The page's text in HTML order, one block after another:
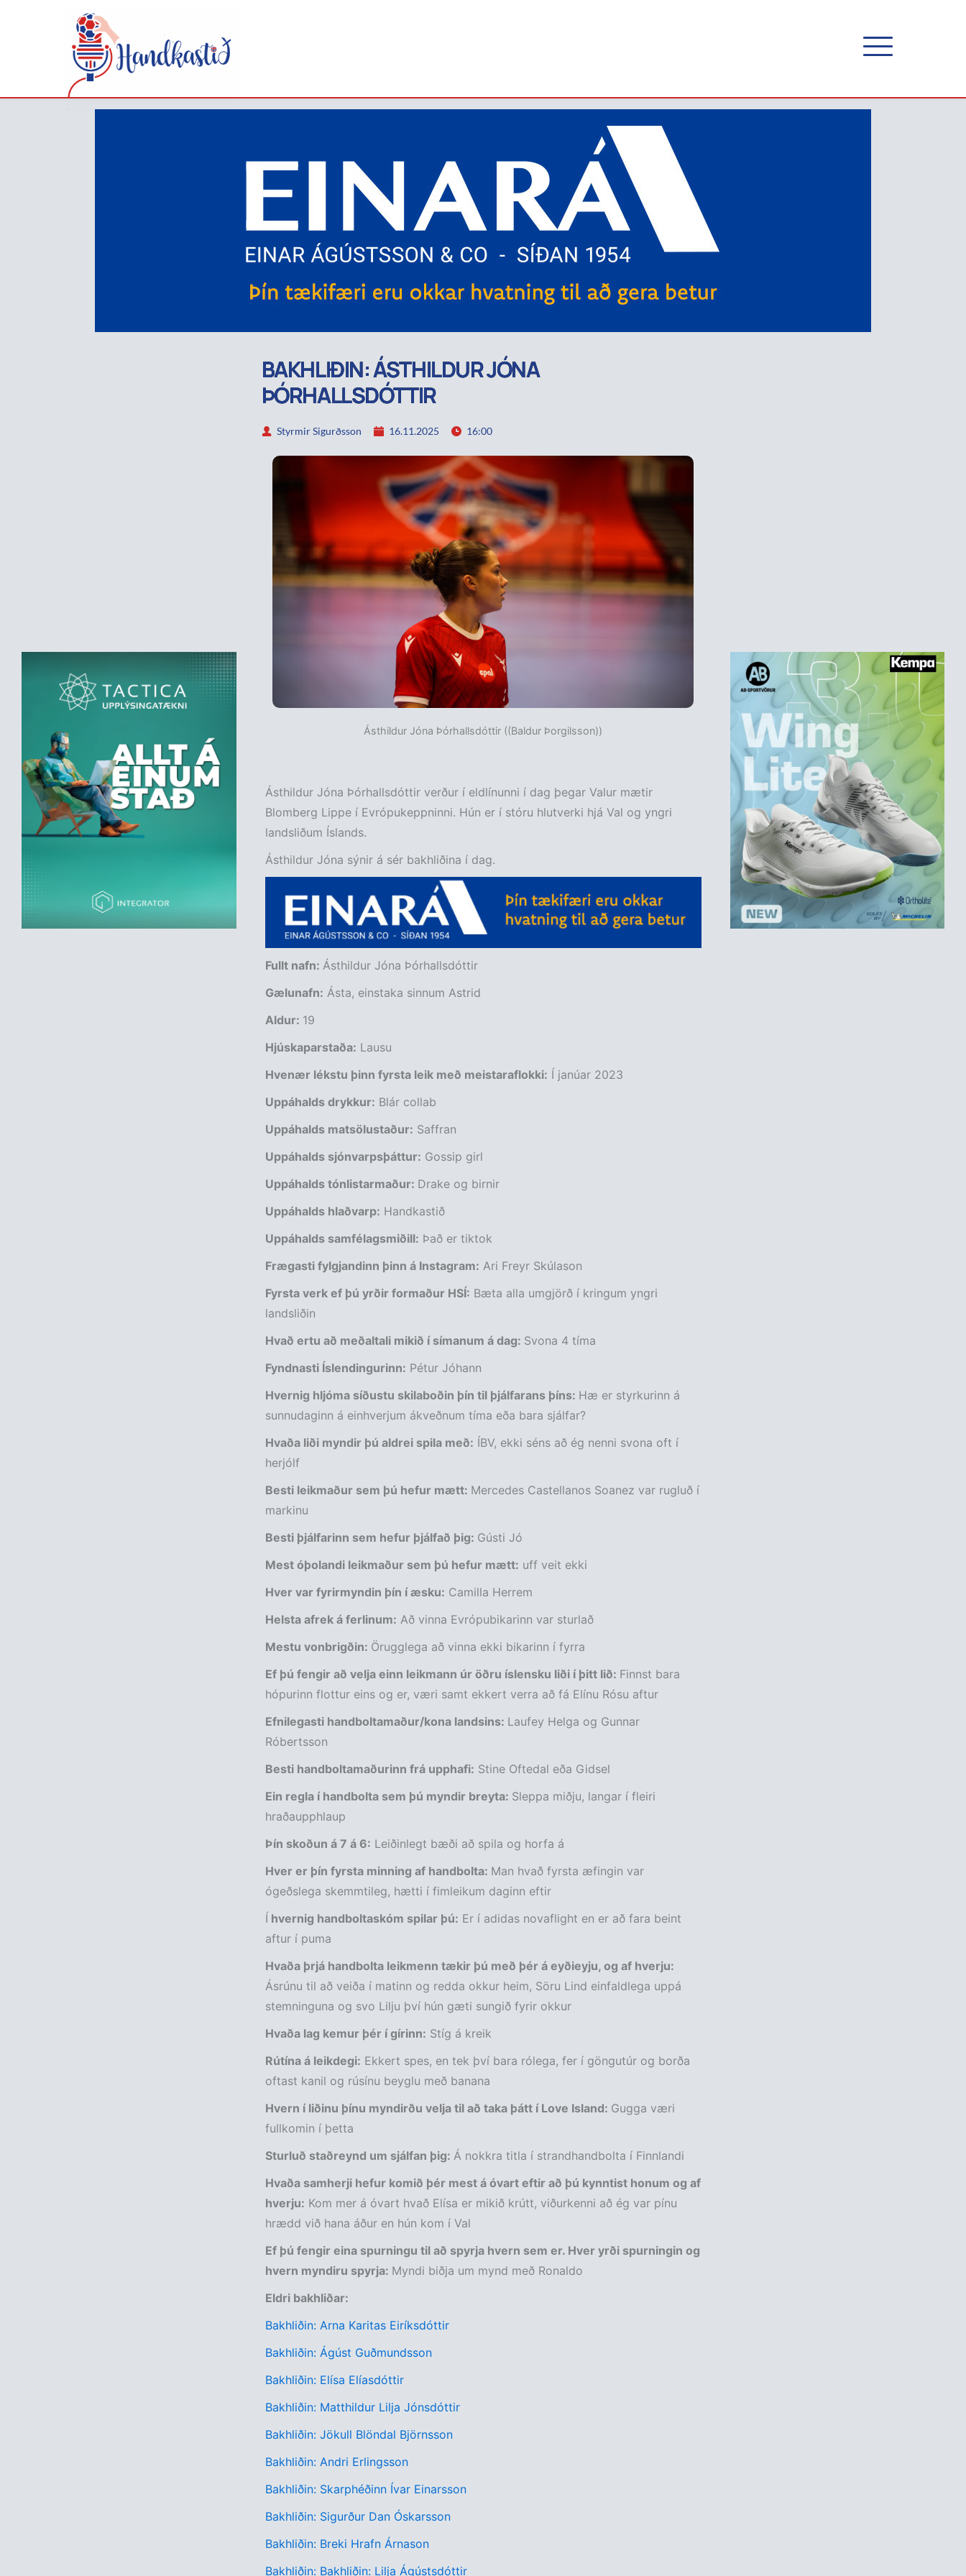
BAKHLIÐIN: ÁSTHILDUR JÓNA
ÞÓRHALLSDÓTTIR
Styrmir Sigurðsson 16.11.2025 16:00
Ásthildur Jóna Þórhallsdóttir ((Baldur Þorgilsson))
Ásthildur Jóna Þórhallsdóttir verður í eldlínunni í dag þegar Valur mætir
Blomberg Lippe í Evrópukeppninni. Hún er í stóru hlutverki hjá Val og yngri
landsliðum Íslands.
Ásthildur Jóna sýnir á sér bakhliðina í dag.
Fullt nafn: Ásthildur Jóna Þórhallsdóttir
Gælunafn: Ásta, einstaka sinnum Astrid
Aldur: 19
Hjúskaparstaða: Lausu
Hvenær lékstu þinn fyrsta leik með meistaraflokki: Í janúar 2023
Uppáhalds drykkur: Blár collab
Uppáhalds matsölustaður: Saffran
Uppáhalds sjónvarpsþáttur: Gossip girl
Uppáhalds tónlistarmaður: Drake og birnir
Uppáhalds hlaðvarp: Handkastið
Uppáhalds samfélagsmiðill: Það er tiktok
Frægasti fylgjandinn þinn á Instagram: Ari Freyr Skúlason
Fyrsta verk ef þú yrðir formaður HSÍ: Bæta alla umgjörð í kringum yngri
landsliðin
Hvað ertu að meðaltali mikið í símanum á dag: Svona 4 tíma
Fyndnasti Íslendingurinn: Pétur Jóhann
Hvernig hljóma síðustu skilaboðin þín til þjálfarans þíns: Hæ er styrkurinn á
sunnudaginn á einhverjum ákveðnum tíma eða bara sjálfar?
Hvaða liði myndir þú aldrei spila með: ÍBV, ekki séns að ég nenni svona oft í
herjólf
Besti leikmaður sem þú hefur mætt: Mercedes Castellanos Soanez var rugluð í
markinu
Besti þjálfarinn sem hefur þjálfað þig: Gústi Jó
Mest óþolandi leikmaður sem þú hefur mætt: uff veit ekki
Hver var fyrirmyndin þín í­ æsku: Camilla Herrem
Helsta afrek á ferlinum: Að vinna Evrópubikarinn var sturlað
Mestu vonbrigðin: Örugglega að vinna ekki bikarinn í fyrra
Ef þú fengir að velja einn leikmann úr öðru íslensku liði í þitt lið: Finnst bara
hópurinn flottur eins og er, væri samt ekkert verra að fá Elínu Rósu aftur
Efnilegasti handboltamaður/kona landsins: Laufey Helga og Gunnar
Róbertsson
Besti handboltamaðurinn frá upphafi: Stine Oftedal eða Gidsel
Ein regla í handbolta sem þú myndir breyta: Sleppa miðju, langar í fleiri
hraðaupphlaup
Þín skoðun á 7 á 6: Leiðinlegt bæði að spila og horfa á
Hver er þín fyrsta minning af handbolta: Man hvað fyrsta æfingin var
ógeðslega skemmtileg, hætti í fimleikum daginn eftir
Í hvernig handboltaskóm spilar þú: Er í adidas novaflight en er að fara beint
aftur í puma
Hvaða þrjá handbolta leikmenn tækir þú með þér á eyðieyju, og af hverju:
Ásrúnu til að veiða í matinn og redda okkur heim, Söru Lind einfaldlega uppá
stemninguna og svo Lilju því hún gæti sungið fyrir okkur
Hvaða lag kemur þér í gírinn: Stíg á kreik
Rútína á leikdegi: Ekkert spes, en tek því bara rólega, fer í göngutúr og borða
oftast kanil og rúsínu beyglu með banana
Hvern í liðinu þínu myndirðu velja til að taka þátt í Love Island: Gugga væri
fullkomin í þetta
Sturluð staðreynd um sjálfan þig: Á nokkra titla í strandhandbolta í Finnlandi
Hvaða samherji hefur komið þér mest á óvart eftir að þú kynntist honum og af
hverju: Kom mer á óvart hvað Elísa er mikið krútt, viðurkenni að ég var pínu
hrædd við hana áður en hún kom í Val
Ef þú fengir eina spurningu til að spyrja hvern sem er. Hver yrði spurningin og
hvern myndiru spyrja: Myndi biðja um mynd með Ronaldo
Eldri bakhliðar:
Bakhliðin: Arna Karitas Eiríksdóttir
Bakhliðin: Ágúst Guðmundsson
Bakhliðin: Elísa Elíasdóttir
Bakhliðin: Matthildur Lilja Jónsdóttir
Bakhliðin: Jökull Blöndal Björnsson
Bakhliðin: Andri Erlingsson
Bakhliðin: Skarphéðinn Ívar Einarsson
Bakhliðin: Sigurður Dan Óskarsson
Bakhliðin: Breki Hrafn Árnason
Bakhliðin: Bakhliðin: Lilja Ágústsdóttir